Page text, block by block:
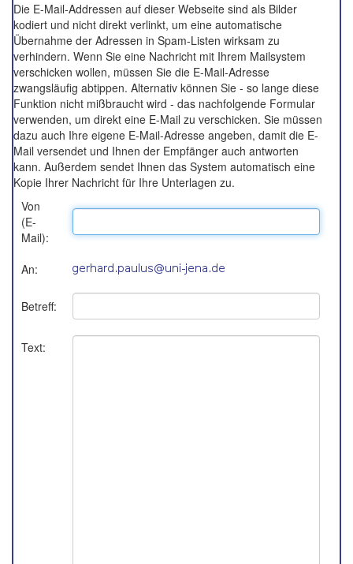
Die E-Mail-Addressen auf dieser Webseite sind als Bilder
kodiert und nicht direkt verlinkt, um eine automatische
Übernahme der Adressen in Spam-Listen wirksam zu
verhindern. Wenn Sie eine Nachricht mit Ihrem Mailsystem
verschicken wollen, müssen Sie die E-Mail-Adresse
zwangsläufig abtippen. Alternativ können Sie - so lange diese
Funktion nicht mißbraucht wird - das nachfolgende Formular
verwenden, um direkt eine E-Mail zu verschicken. Sie müssen
dazu auch Ihre eigene E-Mail-Adresse angeben, damit die E-
Mail versendet und Ihnen der Empfänger auch antworten
kann. Außerdem sendet Ihnen das System automatisch eine
Kopie Ihrer Nachricht für Ihre Unterlagen zu.
Von
(E-
Mail):
An:
Betreff:
Text: